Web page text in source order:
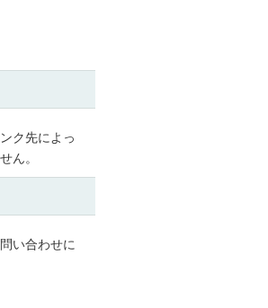
ク先によっ
ん。
い合わせに